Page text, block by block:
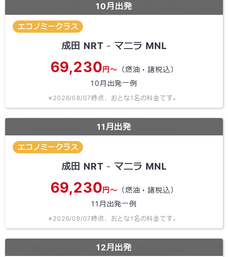
成田 NRT - マニラ MNL
10月出発
エコノミークラス
69,230円～ （燃油・諸税込）
10月出発一例
※ 2026/08/07 時点、おとな1名の料金です。
成田 NRT - マニラ MNL
11 月出発
エコノミークラス
69,230円～ （燃油・諸税込）
11 月出発一例
※ 2026/08/07 時点、おとな1名の料金です。
12月出発